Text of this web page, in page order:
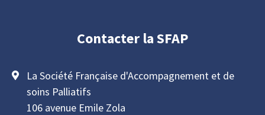
Contacter la SFAP
La Société Française d'Accompagnement et de
soins Palliatifs
106 avenue Emile Zola